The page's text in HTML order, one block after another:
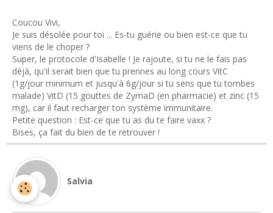
Coucou Vivi,
Je suis désolée pour toi ... Es-tu guérie ou bien est-ce que tu
viens de le choper ?
Super, le protocole d'Isabelle ! Je rajoute, si tu ne le fais pas
déjà, qu'il serait bien que tu prennes au long cours VitC
(1g/jour minimum et jusqu'à 6g/jour si tu sens que tu tombes
malade) VitD (15 gouttes de ZymaD (en pharmacie) et zinc (15
mg), car il faut recharger ton système immunitaire.
Petite question : Est-ce que tu as du te faire vaxx ?
Bises, ça fait du bien de te retrouver !
Salvia